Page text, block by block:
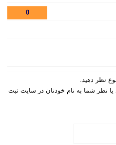
0
نظر دهید.
یا نظر شما به نام خودتان در سایت ثبت